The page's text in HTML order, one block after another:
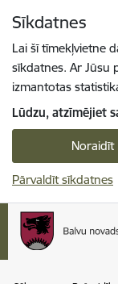
Sīkdatnes
Lai šī tīmekļvietne
sīkdatnes. Ar Jūsu
izmantotas
Lūdzu, atzīmējiet
Noraidīt
Pārvaldīt sīkdatnes